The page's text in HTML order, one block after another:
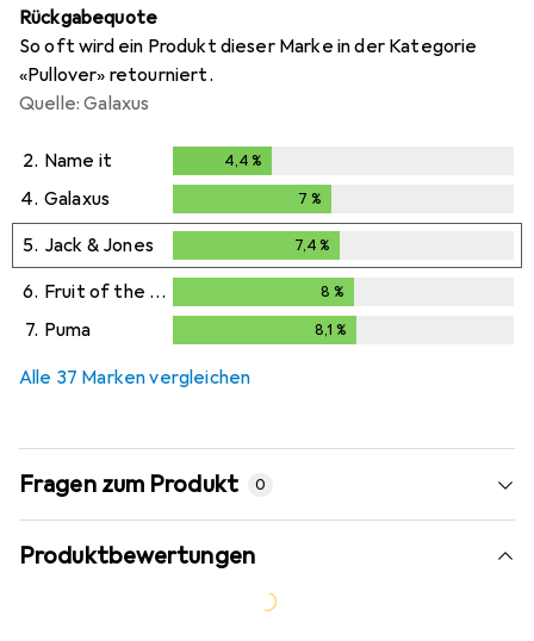
Rückgabequote
So oft wird ein Produkt dieser Marke in der Kategorie
«Pullover» retourniert.
Quelle: Galaxus
2. Name it 4,4 %
4. Galaxus 7 %
5. Jack & Jones 7,4 %
6. Fruit of the Loom 8 %
7. Puma 8,1 %
Alle 37 Marken vergleichen
Fragen zum Produkt 0
Produktbewertungen